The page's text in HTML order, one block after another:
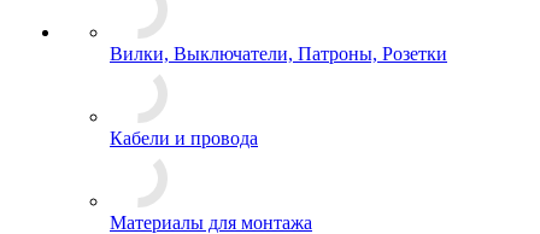
Вилки, Выключатели, Патроны, Розетки
Кабели и провода
Материалы для монтажа